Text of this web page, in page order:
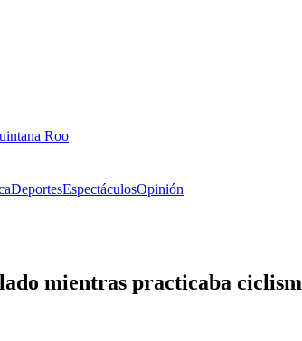
Roo
DeportesEspectáculosOpinión
mientras practicaba